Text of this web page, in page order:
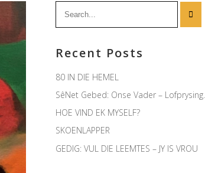
Recent Posts
80 IN DIE HEMEL
SêNet Gebed: Onse Vader – Lofprysing.
HOE VIND EK MYSELF?
SKOENLAPPER
GEDIG: VUL DIE LEEMTES – JY IS VROU